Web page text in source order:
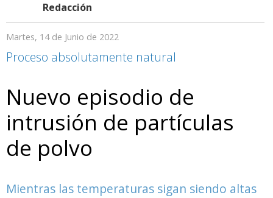
Redacción
Martes, 14 de Junio de 2022
Proceso absolutamente natural
Nuevo episodio de
intrusión de partículas
de polvo
Mientras las temperaturas sigan siendo altas